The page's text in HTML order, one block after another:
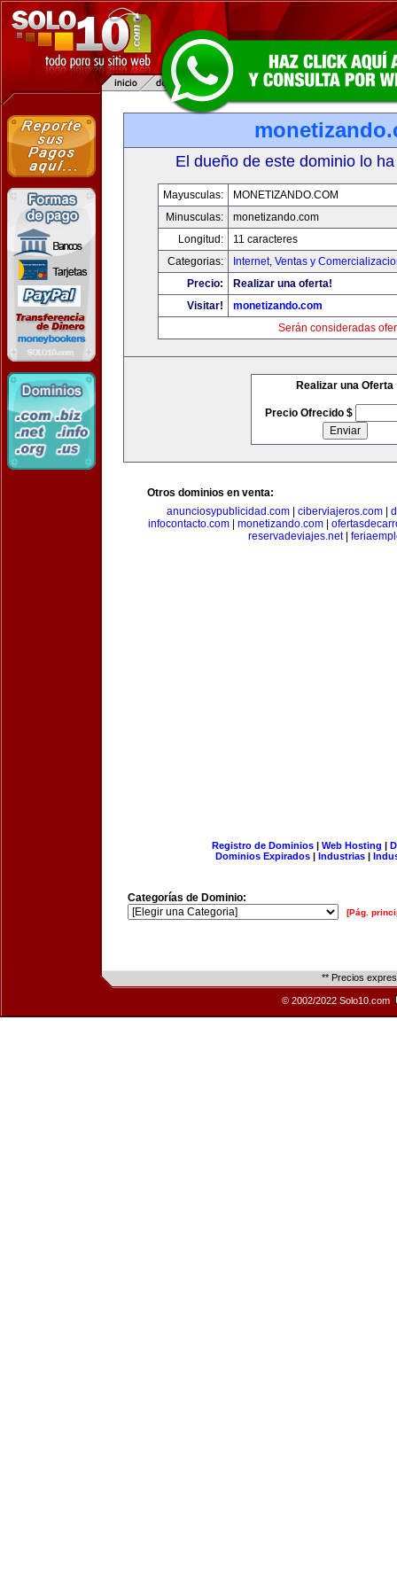
El dueño de este dominio lo
Mayusculas:
MONETIZANDO.COM
Minusculas:
monetizando.com
Longitud:
11 caracteres
Categorias:
Internet, Ventas y
Precio:
Realizar una oferta!
Visitar!
monetizando.com
Serán consideradas
Realizar una Oferta
Precio Ofrecido $
Otros dominios en venta:
anunciosypublicidad.com| ciberviajeros.com|
infocontacto.com
monetizando.com
reservadeviajes.net|
Registro de Dominios| Web Hosting |
Dominios Expirados | Industrias |
Categorías de Dominio:
[Pág.
** Precios
© 2002/2022 Solo10.com